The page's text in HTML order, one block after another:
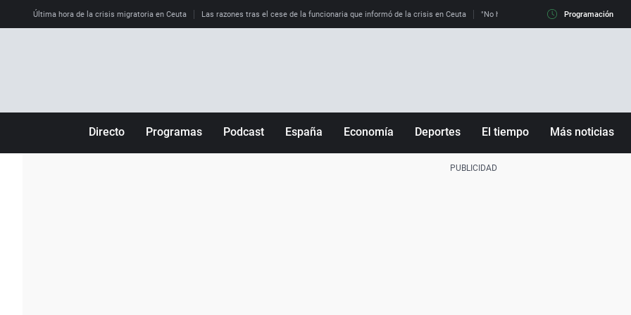
Última hora de la crisis migratoria en Ceuta Las razones tras el cese de la funcionaria que informó de la crisis en Ceuta "No hay mafias, que no nos engañen":
Programación
Directo Programas Podcast España Economía Deportes El tiempo Más noticias